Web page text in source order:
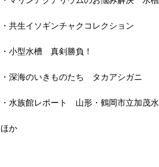
・共生イソギンチャクコレクション
・小型水槽 真剣勝負！
・深海のいきものたち タカアシガニ
・水族館レポート 山形・鶴岡市立加茂
ほか